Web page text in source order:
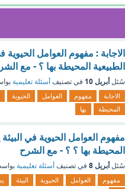
الاجابة : مفهوم العوامل
الطبيعية المحيطة بها ؟ - مع
سُئل أبريل 10 في تصنيف أسئلة تعليمية
الاجابة مفهوم العوامل الحيوية
المحيطة
بها
مفهوم العوامل الحيوية في
المحيطة بها ؟ ؟ - مع الشرح
سُئل أبريل 8 في تصنيف أسئلة تعليمية
مفهوم العوامل الحيوية البيئة